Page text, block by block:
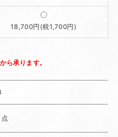
18,700円(税1,700円)
ら承ります。
点